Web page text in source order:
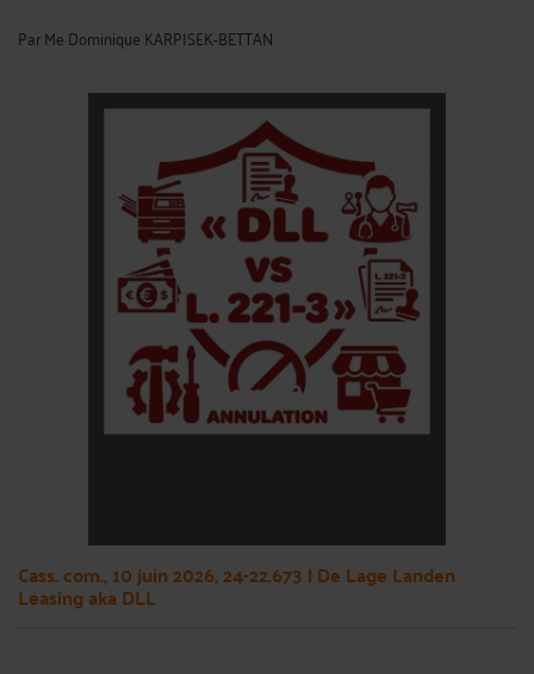
ParMe Dominique KARPISEK-BETTAN
Cass. com., 10 juin 2026, 24-22.673 | De Lage Landen
Leasing aka DLL